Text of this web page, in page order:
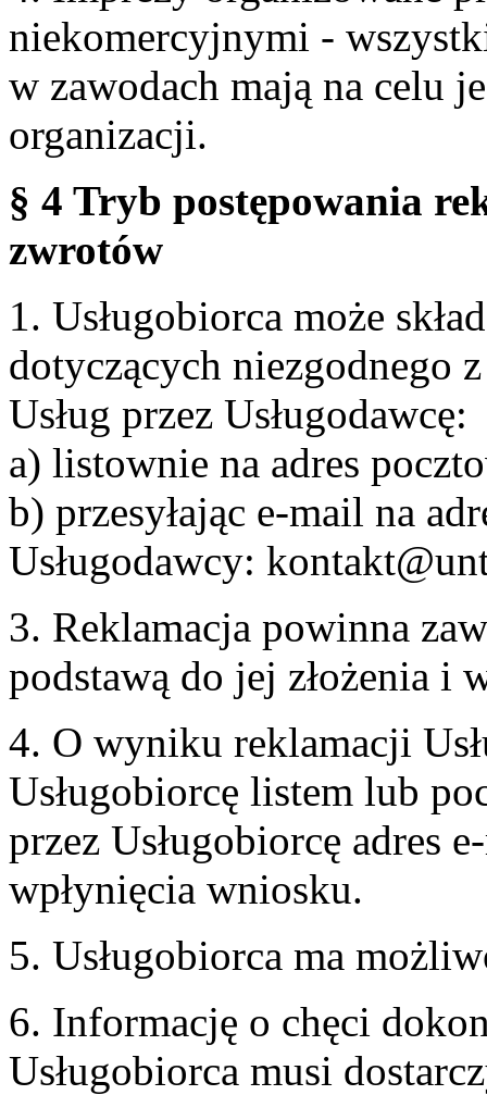
niekomercyjnymi -
w zawodach mają na celu
organizacji.
§ 4 Tryb postępowania
zwrotów
1. Usługobiorca może
dotyczących niezgodnego
Usług przez Usługodawcę:
a) listownie na adres
b) przesyłając e-mail na
Usługodawcy:
3. Reklamacja powinna
podstawą do jej złożenia i
4. O wyniku reklamacji
Usługobiorcę listem lub
przez Usługobiorcę adres
wpłynięcia wniosku.
5. Usługobiorca ma
6. Informację o chęci
Usługobiorca musi